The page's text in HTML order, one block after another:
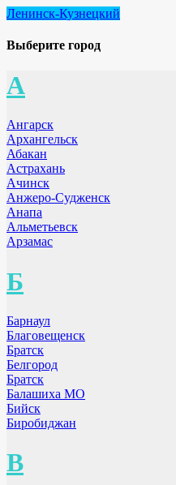
Ленинск-Кузнецкий
Выберите город
А
Ангарск
Архангельск
Абакан
Астрахань
Ачинск
Анжеро-Судженск
Анапа
Альметьевск
Арзамас
Б
Барнаул
Благовещенск
Братск
Белгород
Братск
Балашиха МО
Бийск
Биробиджан
В